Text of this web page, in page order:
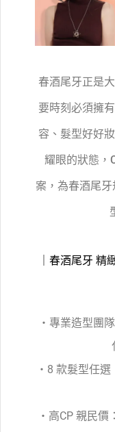
春酒尾牙正是
要時刻必須擁
容、髮型好好
耀眼的狀態，
案，為春酒尾
｜春酒尾牙 精
・專業造型團
・8 款髮型任
・高CP 親民